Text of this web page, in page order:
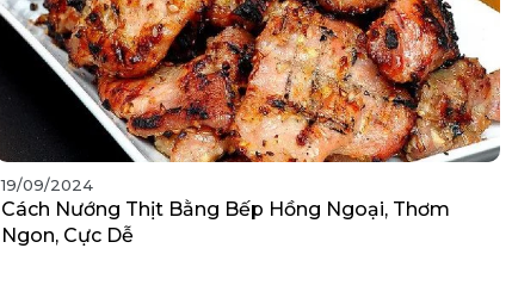
19/09/2024
Cách Nướng Thịt Bằng Bếp Hồng Ngoại, Thơm
Ngon, Cực Dễ